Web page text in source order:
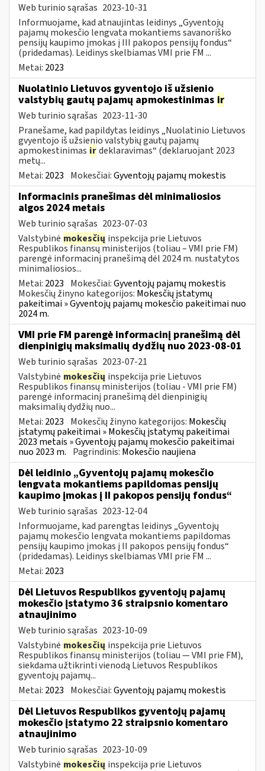
Web turinio sąrašas 2023-10-31
Informuojame, kad atnaujintas leidinys „Gyventojų
pajamų mokesčio lengvata mokantiems savanoriško
pensijų kaupimo įmokas į III pakopos pensijų fondus“
(pridedamas). Leidinys skelbiamas VMI prie FM ...
Metai: 2023
Nuolatinio Lietuvos gyventojo iš užsienio
valstybių gautų pajamų apmokestinimas ir
Web turinio sąrašas 2023-11-30
Pranešame, kad papildytas leidinys „Nuolatinio Lietuvos
gvyentojo iš užsienio valstybių gautų pajamų
apmokestinimas irdeklaravimas“ (deklaruojant 2023
metų...
Metai: 2023 Mokesčiai:Gyventojų pajamų mokestis
Informacinis pranešimas dėl minimaliosios
algos 2024 metais
Web turinio sąrašas 2023-07-03
Valstybinė mokesčių inspekcija prie Lietuvos
Respublikos finansų ministerijos (toliau – VMI prie FM)
parengė informacinį pranešimą dėl 2024 m. nustatytos
minimaliosios...
Metai: 2023 Mokesčiai:Gyventojų pajamų mokestis
Mokesčių žinyno kategorijos: Mokesčių įstatymų
pakeitimai » Gyventojų pajamų mokesčio pakeitimai nuo
2024 m.
VMI prie FM parengė informacinį pranešimą dėl
dienpinigių maksimalių dydžių nuo 2023-08-01
Web turinio sąrašas 2023-07-21
Valstybinė mokesčių inspekcija prie Lietuvos
Respublikos finansų ministerijos (toliau - VMI prie FM)
parengė informacinį pranešimą dėl dienpinigių
maksimalių dydžių nuo...
Metai: 2023 Mokesčių žinyno kategorijos: Mokesčių
įstatymų pakeitimai » Mokesčių įstatymų pakeitimai
2023 metais » Gyventojų pajamų mokesčio pakeitimai
nuo 2023 m. Pagrindinis: Mokesčio naujiena
Dėl leidinio „Gyventojų pajamų mokesčio
lengvata mokantiems papildomas pensijų
kaupimo įmokas į II pakopos pensijų fondus“
Web turinio sąrašas 2023-12-04
Informuojame, kad parengtas leidinys „Gyventojų
pajamų mokesčio lengvata mokantiems papildomas
pensijų kaupimo įmokas į II pakopos pensijų fondus“
(pridedamas). Leidinys skelbiamas VMI prie FM ...
Metai: 2023
Dėl Lietuvos Respublikos gyventojų pajamų
mokesčio įstatymo 36 straipsnio komentaro
atnaujinimo
Web turinio sąrašas 2023-10-09
Valstybinė mokesčių inspekcija prie Lietuvos
Respublikos finansų ministerijos (toliau — VMI prie FM),
siekdama užtikrinti vienodą Lietuvos Respublikos
gyventojų pajamų...
Metai: 2023 Mokesčiai:Gyventojų pajamų mokestis
Dėl Lietuvos Respublikos gyventojų pajamų
mokesčio įstatymo 22 straipsnio komentaro
atnaujinimo
Web turinio sąrašas 2023-10-09
Valstybinė mokesčių inspekcija prie Lietuvos